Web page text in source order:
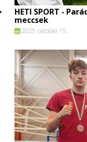
HETI SPORT -
meccsek
2025. oktober 15.